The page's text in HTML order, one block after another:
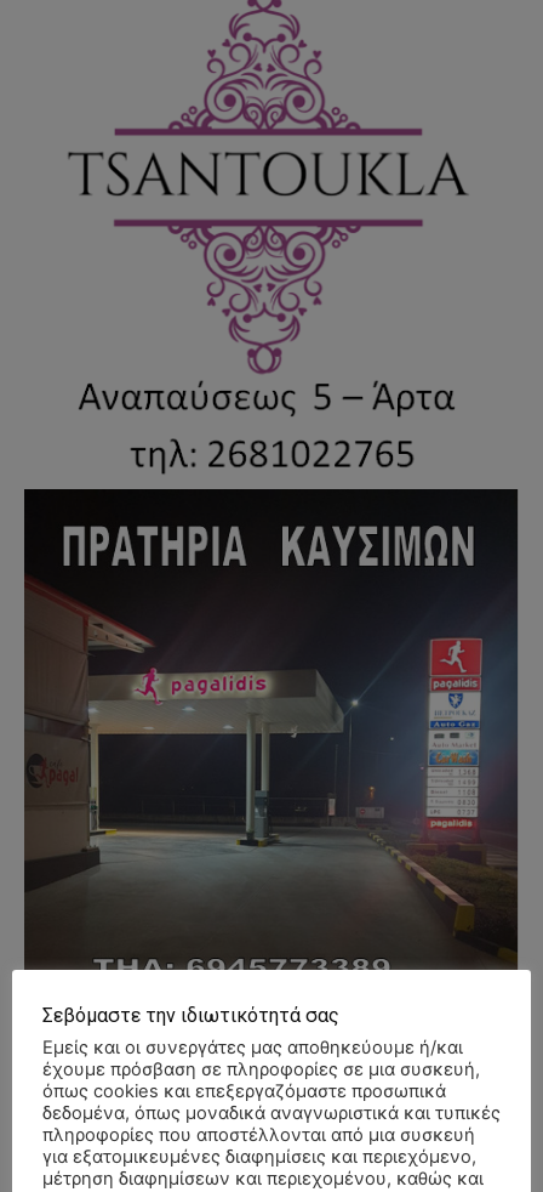
- Advertisment -
Σεβόμαστε την ιδιωτικότητά σας
Εμείς και οι συνεργάτες μας αποθηκεύουμε ή/και
έχουμε πρόσβαση σε πληροφορίες σε μια συσκευή,
όπως cookies και επεξεργαζόμαστε προσωπικά
δεδομένα, όπως μοναδικά αναγνωριστικά και τυπικές
πληροφορίες που αποστέλλονται από μια συσκευή
για εξατομικευμένες διαφημίσεις και περιεχόμενο,
μέτρηση διαφημίσεων και περιεχομένου, καθώς και